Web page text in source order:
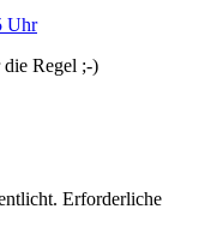
Uhr
die Regel ;-)
Erforderliche